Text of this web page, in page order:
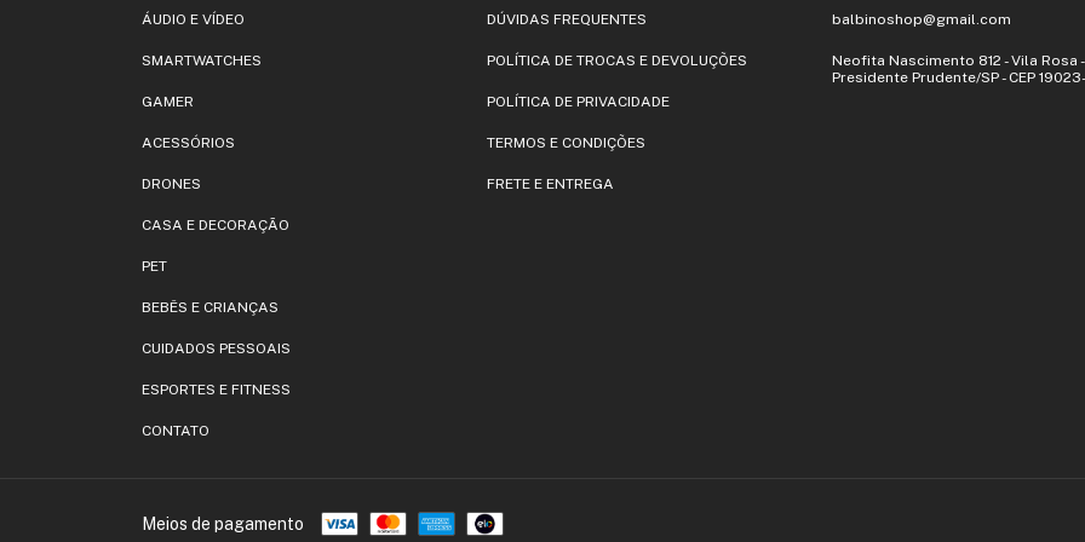
ÁUDIO E VÍDEO
SMARTWATCHES
GAMER
ACESSÓRIOS
DRONES
CASA E DECORAÇÃO
PET
BEBÊS E CRIANÇAS
CUIDADOS PESSOAIS
ESPORTES E FITNESS
CONTATO
DÚVIDAS FREQUENTES
POLÍTICA DE TROCAS E DEVOLUÇÕES
POLÍTICA DE PRIVACIDADE
TERMOS E CONDIÇÕES
FRETE E ENTREGA
balbinoshop@gmail.com
Neofita Nascimento 812 - Vila Rosa -
Presidente Prudente/SP - CEP
Meios de pagamento